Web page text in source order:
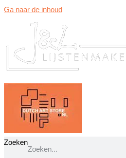
Ga naar de inhoud
Zoeken